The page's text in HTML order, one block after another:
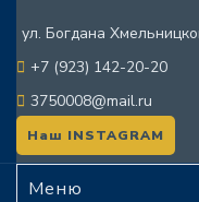
ул. Богдана
+7 (923) 142-20-20
3750008@mail.ru
Наш INSTAGRAM
Меню